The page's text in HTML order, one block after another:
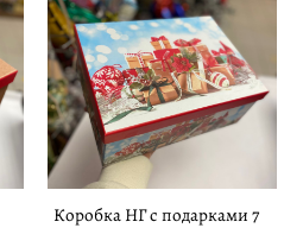
Коробка НГ с подарками 7